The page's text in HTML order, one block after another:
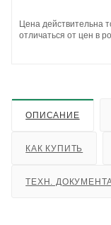
Цена действительна
отличаться от цен в
ОПИСАНИЕ
КАК КУПИТЬ
ТЕХН.